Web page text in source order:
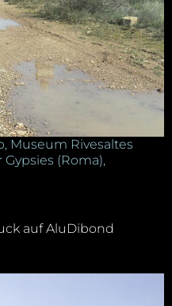
Museum Rivesaltes
(Roma),
auf AluDibond